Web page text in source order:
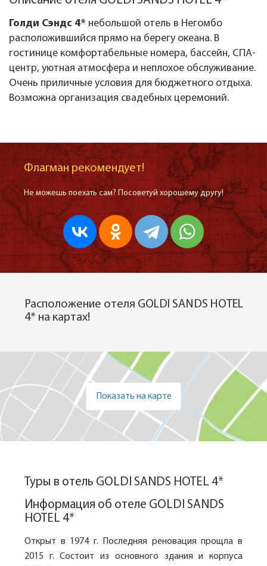
Голди Сэндс 4* небольшой отель в Негомбо
расположившийся прямо на берегу океана. В
гостинице комфортабельные номера, бассейн, СПА-
центр, уютная атмосфера и неплохое обслуживание.
Очень приличные условия для бюджетного отдыха.
Возможна организация свадебных церемоний.
Флагман рекомендует!
Не можешь поехать сам? Посоветуй хорошему другу!
Расположение отеля GOLDI SANDS HOTEL
4* на картах!
Показать на карте
Туры в отель GOLDI SANDS HOTEL 4*
Информация об отеле GOLDI SANDS
HOTEL 4*
Открыт в 1974 г. Последняя реновация прощла в
2015 г. Состоит из основного здания и корпуса